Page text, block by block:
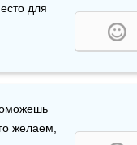
для
желаем,